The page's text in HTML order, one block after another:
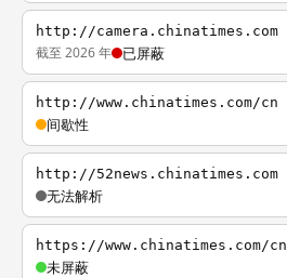
http://camera.chinatimes.com
截至 2026 年 已屏蔽
http://www.chinatimes.com/cn
间歇性
http://52news.chinatimes.com
无法解析
https://www.chinatimes.com/cn
未屏蔽